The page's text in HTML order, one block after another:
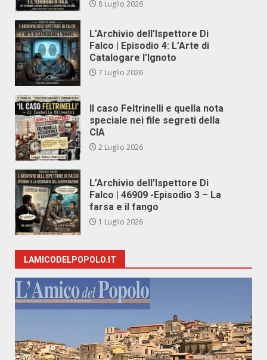
8 Luglio 2026
L’Archivio dell’Ispettore Di
Falco | Episodio 4: L’Arte di
Catalogare l’Ignoto
7 Luglio 2026
Il caso Feltrinelli e quella nota
speciale nei file segreti della
CIA
2 Luglio 2026
L’Archivio dell’Ispettore Di
Falco | 46909 -Episodio 3 – La
farsa e il fango
1 Luglio 2026
LAMICODELPOPOLO.IT